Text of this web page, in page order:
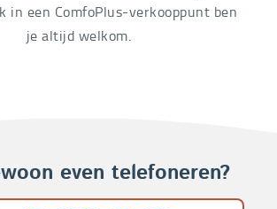
in een ComfoPlus-verkooppunt ben
je altijd welkom.
even telefoneren?